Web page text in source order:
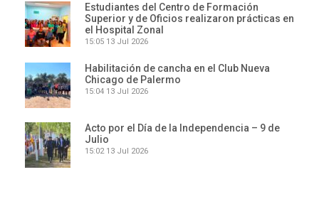
Estudiantes del Centro de Formación
Superior y de Oficios realizaron prácticas en
el Hospital Zonal
15:05 13 Jul 2026
Habilitación de cancha en el Club Nueva
Chicago de Palermo
15:04 13 Jul 2026
Acto por el Día de la Independencia – 9 de
Julio
15:02 13 Jul 2026